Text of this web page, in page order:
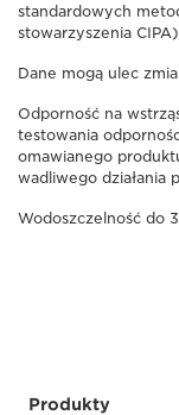
standardowych
stowarzyszenia
Dane mogą ulec
Odporność na
testowania
omawianego
wadliwego działania
Wodoszczelność do
Produkty